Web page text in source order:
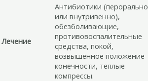
Лечение
Антибиотики (перорально
или внутривенно),
обезболивающие,
противовоспалительные
средства, покой,
возвышенное положение
конечности, теплые
компрессы.